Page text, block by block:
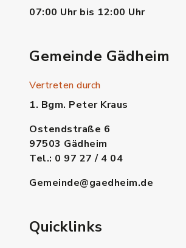
07:00 Uhr bis 12:00 Uhr
Gemeinde Gädheim
Vertreten durch
1. Bgm. Peter Kraus
Ostendstraße 6
97503 Gädheim
Tel.: 0 97 27 / 4 04
Gemeinde@gaedheim.de
Quicklinks